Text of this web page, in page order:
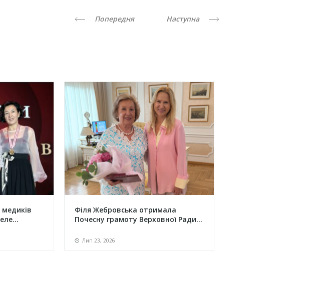
Попередня Наступна
Філя Жебровська отримала
Почесну грамоту Верховної Ради...
Лип 23, 2026